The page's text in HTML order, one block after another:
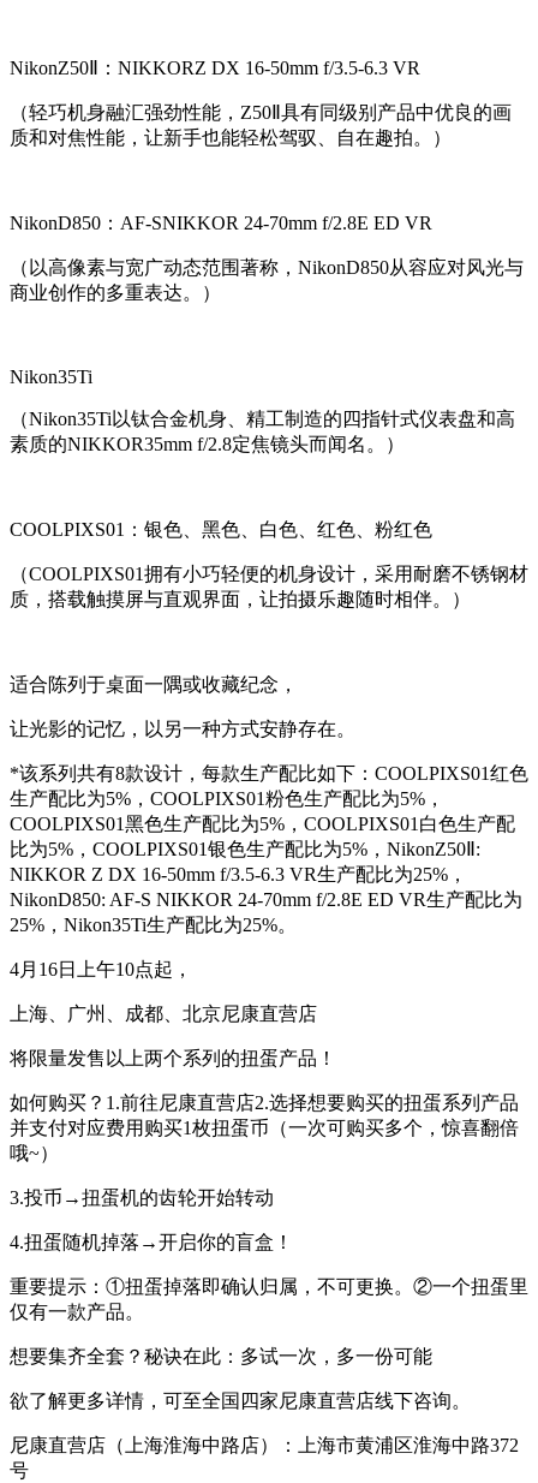
NikonZ50Ⅱ：NIKKORZ DX 16-50mm f/3.5-6.3 VR
（轻巧机身融汇强劲性能，Z50Ⅱ具有同级别产品中优良的画
质和对焦性能，让新手也能轻松驾驭、自在趣拍。）
NikonD850：AF-SNIKKOR 24-70mm f/2.8E ED VR
（以高像素与宽广动态范围著称，NikonD850从容应对风光与
商业创作的多重表达。）
Nikon35Ti
（Nikon35Ti以钛合金机身、精工制造的四指针式仪表盘和高
素质的NIKKOR35mm f/2.8定焦镜头而闻名。）
COOLPIXS01：银色、黑色、白色、红色、粉红色
（COOLPIXS01拥有小巧轻便的机身设计，采用耐磨不锈钢材
质，搭载触摸屏与直观界面，让拍摄乐趣随时相伴。）
适合陈列于桌面一隅或收藏纪念，
让光影的记忆，以另一种方式安静存在。
*该系列共有8款设计，每款生产配比如下：COOLPIXS01红色
生产配比为5%，COOLPIXS01粉色生产配比为5%，
COOLPIXS01黑色生产配比为5%，COOLPIXS01白色生产配
比为5%，COOLPIXS01银色生产配比为5%，NikonZ50Ⅱ:
NIKKOR Z DX 16-50mm f/3.5-6.3 VR生产配比为25%，
NikonD850: AF-S NIKKOR 24-70mm f/2.8E ED VR生产配比为
25%，Nikon35Ti生产配比为25%。
4月16日上午10点起，
上海、广州、成都、北京尼康直营店
将限量发售以上两个系列的扭蛋产品！
如何购买？1.前往尼康直营店2.选择想要购买的扭蛋系列产品
并支付对应费用购买1枚扭蛋币（一次可购买多个，惊喜翻倍
哦~）
3.投币→扭蛋机的齿轮开始转动
4.扭蛋随机掉落→开启你的盲盒！
重要提示：①扭蛋掉落即确认归属，不可更换。②一个扭蛋里
仅有一款产品。
想要集齐全套？秘诀在此：多试一次，多一份可能
欲了解更多详情，可至全国四家尼康直营店线下咨询。
尼康直营店（上海淮海中路店）：上海市黄浦区淮海中路372
号